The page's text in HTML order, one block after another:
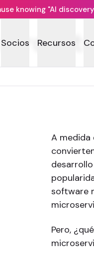
knowing "AI
Socios Recursos
A medida
software
Pero,